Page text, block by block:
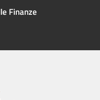
Finanze